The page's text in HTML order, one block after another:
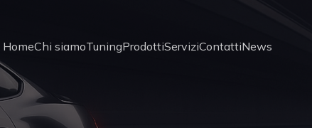
HomeChi siamoTuningProdottiServiziContattiNews